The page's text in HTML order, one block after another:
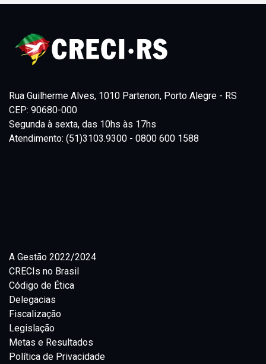
Rua Guilherme Alves, 1010 Partenon, Porto Alegre - RS
CEP: 90680-000
Segunda à sexta, das 10hs às 17hs
Atendimento: (51)3103.9300 - 0800 600 1588
A Gestão 2022/2024
CRECIs no Brasil
Código de Ética
Delegacias
Fiscalização
Legislação
Metas e Resultados
Política de Privacidade